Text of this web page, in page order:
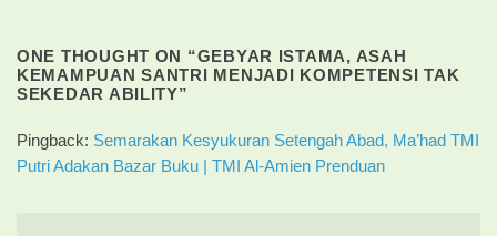
ONE THOUGHT ON “GEBYAR ISTAMA, ASAH
KEMAMPUAN SANTRI MENJADI KOMPETENSI TAK
SEKEDAR ABILITY”
Pingback: Semarakan Kesyukuran Setengah Abad, Ma’had TMI
Putri Adakan Bazar Buku | TMI Al-Amien Prenduan